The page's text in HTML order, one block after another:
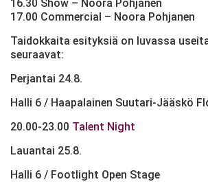
16.30 Show – Noora Pohjanen
17.00 Commercial – Noora Pohjanen
Taidokkaita esityksiä on luvassa
seuraavat:
Perjantai 24.8.
Halli 6 / Haapalainen Suutari-Jääskö
20.00-23.00 Talent Night
Lauantai 25.8.
Halli 6 / Footlight Open Stage